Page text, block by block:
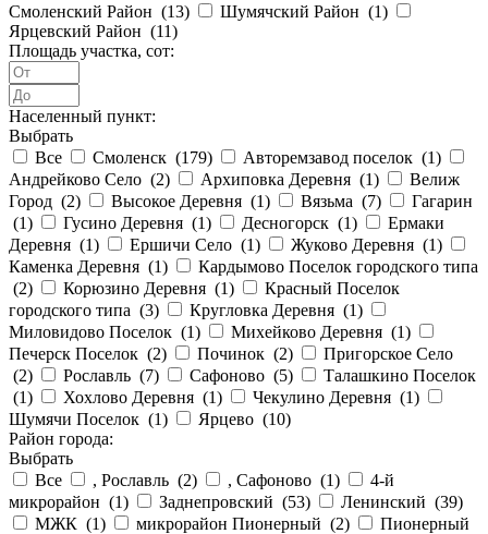
Смоленский Район (13) Шумячский Район (1)
Ярцевский Район (11)
Площадь участка, сот:
Населенный пункт:
Выбрать
Все
Смоленск (179) Авторемзавод поселок (1)
Андрейково Село (2) Архиповка Деревня (1)
Велиж
Город (2) Высокое Деревня (1) Вязьма (7)
Гагарин
(1) Гусино Деревня (1) Десногорск (1)
Ермаки
Деревня (1) Ершичи Село (1) Жуково Деревня (1)
Каменка Деревня (1)
Кардымово Поселок городского типа
(2) Корюзино Деревня (1)
Красный Поселок
городского типа (3) Кругловка Деревня (1)
Миловидово Поселок (1) Михейково Деревня (1)
Печерск Поселок (2) Починок (2)
Пригорское Село
(2) Рославль (7) Сафоново (5)
Талашкино Поселок
(1) Хохлово Деревня (1) Чекулино Деревня (1)
Шумячи Поселок (1) Ярцево (10)
Район города:
Выбрать
Все
, Рославль (2) , Сафоново (1)
4-й
микрорайон (1) Заднепровский (53) Ленинский (39)
МЖК (1) микрорайон Пионерный (2)
Пионерный